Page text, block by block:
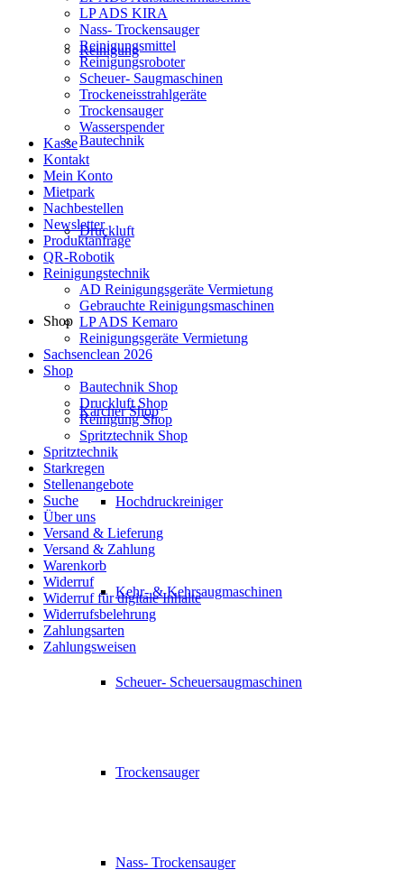
Reinigung
Bautechnik
Druckluft
Shop
Kärcher Shop
Hochdruckreiniger
Kehr- & Kehrsaugmaschinen
Scheuer- Scheuersaugmaschinen
Trockensauger
Nass- Trockensauger
LP ADS KIRA
Nass- Trockensauger
Reinigungsmittel
Reinigungsroboter
Scheuer- Saugmaschinen
Trockeneisstrahlgeräte
Trockensauger
Wasserspender
Kasse
Kontakt
Mein Konto
Mietpark
Nachbestellen
Newsletter
Produktanfrage
QR-Robotik
Reinigungstechnik
AD Reinigungsgeräte Vermietung
Gebrauchte Reinigungsmaschinen
LP ADS Kemaro
Reinigungsgeräte Vermietung
Sachsenclean 2026
Shop
Bautechnik Shop
Druckluft Shop
Reinigung Shop
Spritztechnik Shop
Spritztechnik
Starkregen
Stellenangebote
Suche
Über uns
Versand & Lieferung
Versand & Zahlung
Warenkorb
Widerruf
Widerruf für digitale Inhalte
Widerrufsbelehrung
Zahlungsarten
Zahlungsweisen